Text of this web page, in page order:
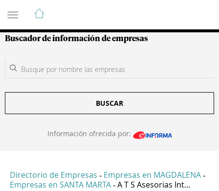
Guía de Empresas Colombianas
Buscador de información de empresas
BUSCAR
Información ofrecida por:
Directorio de Empresas - Empresas en MAGDALENA -
Empresas en SANTA MARTA - A T S Asesorias Int...